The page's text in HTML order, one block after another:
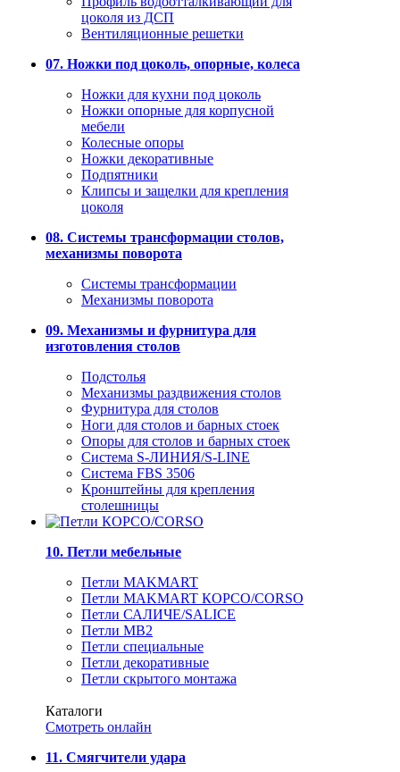
цоколя из ДСП
Вентиляционные решетки
07. Ножки под цоколь, опорные, колеса
Ножки для кухни под цоколь
Ножки опорные для корпусной
мебели
Колесные опоры
Ножки декоративные
Подпятники
Клипсы и защелки для крепления
цоколя
08. Системы трансформации столов,
механизмы поворота
Системы трансформации
Механизмы поворота
09. Механизмы и фурнитура для
изготовления столов
Подстолья
Механизмы раздвижения столов
Фурнитура для столов
Ноги для столов и барных стоек
Опоры для столов и барных стоек
Система S-ЛИНИЯ/S-LINE
Система FBS 3506
Кронштейны для крепления
столешницы
10. Петли мебельные
Петли MAKMART
Петли MAKMART КОРСО/CORSO
Петли САЛИЧЕ/SALICE
Петли MB2
Петли специальные
Петли декоративные
Петли скрытого монтажа
Каталоги
Смотреть онлайн
11. Смягчители удара